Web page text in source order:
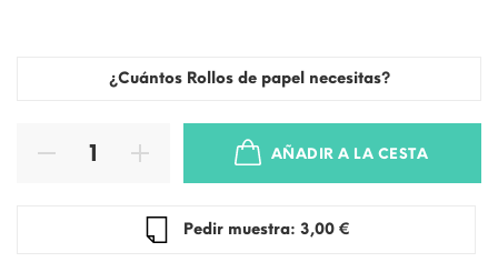
¿Cuántos Rollos de papel necesitas?
AÑADIR A LA CESTA
Pedir muestra: 3,00 €